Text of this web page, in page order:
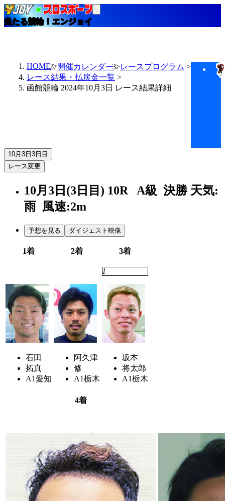
当たる競輪！エンジョイ
HOME 開催カレンダー
レースプログラム
レース結果・払戻金一覧
函館競輪 2024年10月3日 レース結果詳細
10月3日 3日目
レース変更
10月3日(3日目) 10R A級 決勝 天気:
雨 風速:2m
予想を見る ダイジェスト映像
1着 2着 3着
石田
拓真
A1愛知
阿久津
修
A1栃木
1
坂本
将太郎
A1栃木
4着